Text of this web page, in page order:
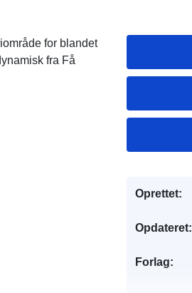
for blandet
fra Få
Oprettet:
Opdateret:
Forlag: